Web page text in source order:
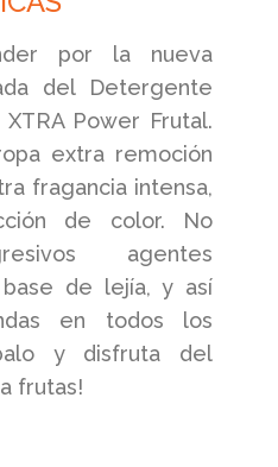
por la nueva
del Detergente
Power Frutal.
extra remoción
fragancia intensa,
de color. No
agentes
base de lejía, y así
en todos los
y disfruta del
frutas!